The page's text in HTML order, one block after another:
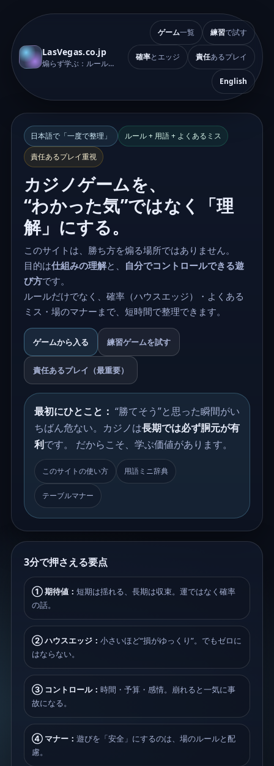
LasVegas.co.jp
煽らず学ぶ：ルール・確率・マナー・責任あるプレイ
ゲーム一覧 練習で試す
確率とエッジ 責任あるプレイ
English
日本語で「一度で整理」
ルール + 用語 + よくあるミス
責任あるプレイ重視
カジノゲームを、
“わかった気”ではなく「理
解」にする。
このサイトは、勝ち方を煽る場所ではありません。
目的は仕組みの理解と、 自分でコントロールできる遊
び方です。
ルールだけでなく、確率（ハウスエッジ）・よくある
ミス・場のマナーまで、短時間で整理できます。
ゲームから入る 練習ゲームを試す
責任あるプレイ（最重要）
最初にひとこと： “勝てそう”と思った瞬間がい
ちばん危ない。カジノは長期では必ず胴元が有
利です。 だからこそ、学ぶ価値があります。
このサイトの使い方 用語ミニ辞典
テーブルマナー
3分で押さえる要点
① 期待値： 短期は揺れる、長期は収束。運ではなく確率
の話。
② ハウスエッジ： 小さいほど“損がゆっくり”。でもゼロに
はならない。
③ コントロール： 時間・予算・感情。崩れると一気に事
故になる。
④ マナー： 遊びを「安全」にするのは、場のルールと配
慮。